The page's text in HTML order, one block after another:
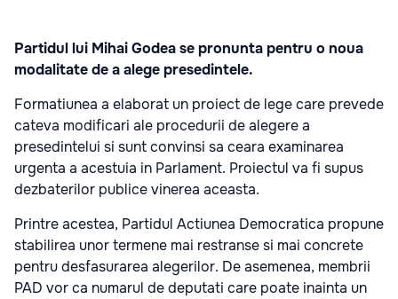
Partidul lui Mihai Godea se pronunta pentru o noua
modalitate de a alege presedintele.
Formatiunea a elaborat un proiect de lege care prevede
cateva modificari ale procedurii de alegere a
presedintelui si sunt convinsi sa ceara examinarea
urgenta a acestuia in Parlament. Proiectul va fi supus
dezbaterilor publice vinerea aceasta.
Printre acestea, Partidul Actiunea Democratica propune
stabilirea unor termene mai restranse si mai concrete
pentru desfasurarea alegerilor. De asemenea, membrii
PAD vor ca numarul de deputati care poate inainta un